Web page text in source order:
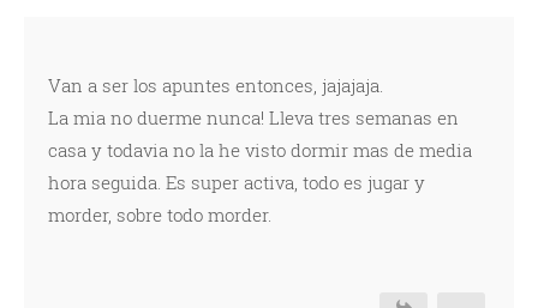
Van a ser los apuntes entonces, jajajaja.
La mia no duerme nunca! Lleva tres semanas en
casa y todavia no la he visto dormir mas de media
hora seguida. Es super activa, todo es jugar y
morder, sobre todo morder.